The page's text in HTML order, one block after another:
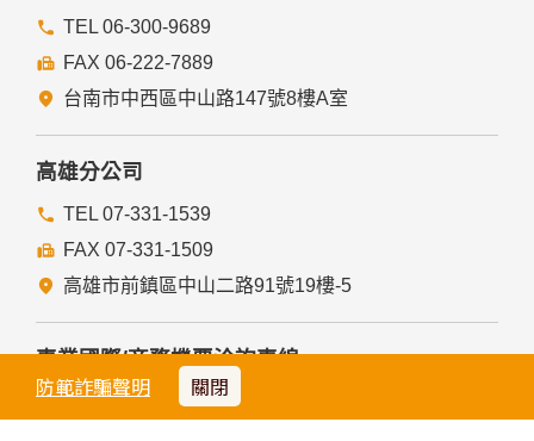
防範詐騙聲明 關閉
TEL 06-300-9689
FAX 06-222-7889
台南市中西區中山路147號8樓A室
高雄分公司
TEL 07-331-1539
FAX 07-331-1509
高雄市前鎮區中山二路91號19樓-5
專業國際/商務機票洽詢專線
TEL 02-2508-0789 #2902